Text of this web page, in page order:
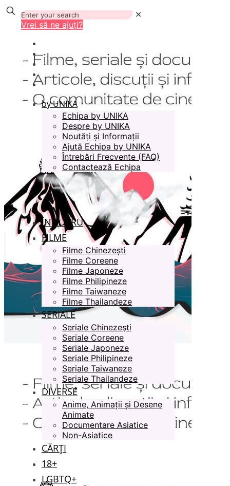
✕
Vrei să ne ajuți?
by UNIKA
Echipa by UNIKA
Despre by UNIKA
Noutăți și Informații
Ajută Echipa by UNIKA
Întrebări Frecvente (FAQ)
Contactează Echipa
ÎN LUCRU
FILME
Filme Chinezești
Filme Coreene
Filme Japoneze
Filme Philipineze
Filme Taiwaneze
Filme Thailandeze
SERIALE
Seriale Chinezești
Seriale Coreene
Seriale Japoneze
Seriale Philipineze
Seriale Taiwaneze
Seriale Thailandeze
DIVERSE
Anime, Animații și Desene
Animate
Documentare Asiatice
Non-Asiatice
CĂRȚI
18+
LGBTQ+